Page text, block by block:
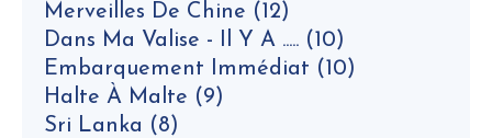
Merveilles De Chine (12)
Dans Ma Valise - Il Y A ..... (10)
Embarquement Immédiat (10)
Halte À Malte (9)
Sri Lanka (8)